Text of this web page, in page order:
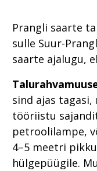
Prangli saarte
sulle Suur-
saarte ajalugu,
sind ajas tagasi,
tööriistu
petroolilampe,
4–5 meetri
hülgepüügile.